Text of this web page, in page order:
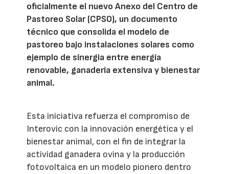
oficialmente el nuevo Anexo del Centro de
Pastoreo Solar (CPSO), un documento
técnico que consolida el modelo de
pastoreo bajo instalaciones solares como
ejemplo de sinergia entre energía
renovable, ganadería extensiva y bienestar
animal.
Esta iniciativa refuerza el compromiso de
Interovic con la innovación energética y el
bienestar animal, con el fin de integrar la
actividad ganadera ovina y la producción
fotovoltaica en un modelo pionero dentro